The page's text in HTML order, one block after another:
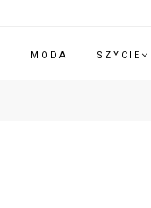
MODA SZYCIE